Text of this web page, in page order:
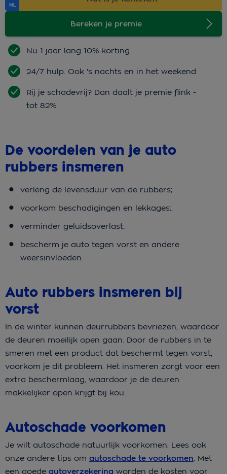
Bereken je premie
Nu 1 jaar lang 10% korting
24/7 hulp. Ook 's nachts en in het weekend
Rij je schadevrij? Dan daalt je premie flink -
tot 82%
De voordelen van je auto
rubbers insmeren
verleng de levensduur van de rubbers;
voorkom beschadigingen en lekkages;.
verminder geluidsoverlast;
bescherm je auto tegen vorst en andere
weersinvloeden.
Auto rubbers insmeren bij
vorst
In de winter kunnen deurrubbers bevriezen, waardoor
de deuren moeilijk open gaan. Door de rubbers in te
smeren met een product dat beschermt tegen vorst,
voorkom je dit probleem. Het insmeren zorgt voor een
extra beschermlaag, waardoor je de deuren
makkelijker open krijgt bij kou.
Autoschade voorkomen
Je wilt autoschade natuurlijk voorkomen. Lees ook
onze andere tips om autoschade te voorkomen. Met
een goede autoverzekering worden de kosten voor